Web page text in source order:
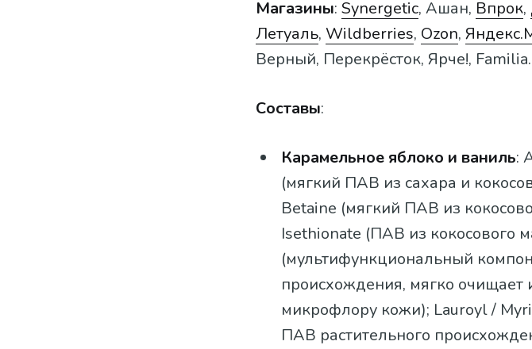
Магазины: Synergetic, Ашан, Впрок,
Летуаль, Wildberries, Ozon,
Верный, Перекрёсток, Ярче!, Familia.
Составы:
Карамельное яблоко и ваниль:
(мягкий ПАВ из сахара и
Betaine (мягкий ПАВ из
Isethionate (ПАВ из кокосового
(мультифункциональный
происхождения, мягко очищает
микрофлору кожи); Lauroyl /
ПАВ растительного